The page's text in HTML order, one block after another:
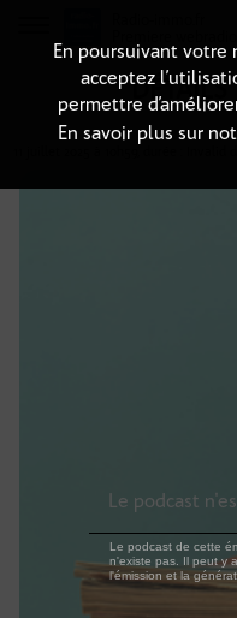
DÉTAILS
En poursuivant votre
acceptez
permettre
En savoir plus sur
Le podcast
Le podcast de cette
n'existe pas. Il peut y
l'émission et la